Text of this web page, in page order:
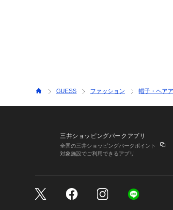
GUESS ファッション 帽子・ヘア
三井ショッピングパークアプリ
全国の三井ショッピングパークポイント
対象施設でご利用できるアプリ